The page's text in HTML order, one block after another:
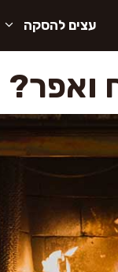
עצים להסקה
ואפר?